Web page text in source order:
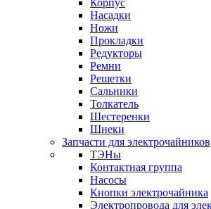
Корпус
Насадки
Ножи
Прокладки
Редукторы
Ремни
Решетки
Сальники
Толкатель
Шестеренки
Шнеки
Запчасти для электрочайников
ТЭНы
Контактная группа
Насосы
Кнопки электрочайника
Электропровода для